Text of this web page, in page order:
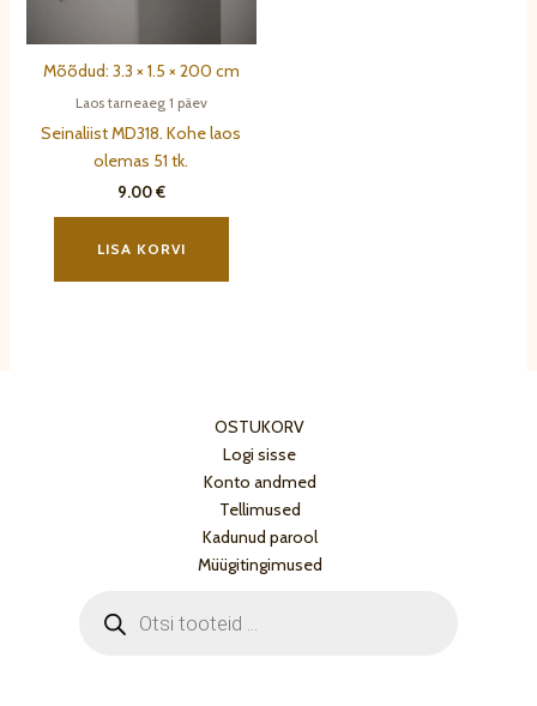
Mõõdud: 3.3 × 1.5 × 200 cm
Laos tarneaeg 1 päev
Seinaliist MD318. Kohe laos
olemas 51 tk.
9.00 €
LISA KORVI
OSTUKORV
Logi sisse
Konto andmed
Tellimused
Kadunud parool
Müügitingimused
search